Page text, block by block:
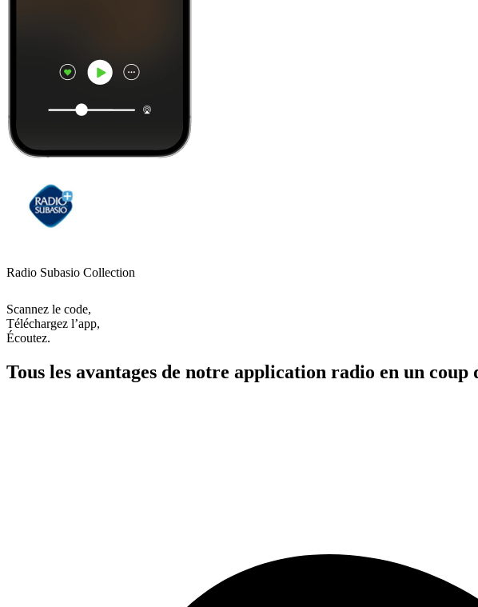
Radio Subasio Collection
Scannez le code,
Téléchargez l’app,
Écoutez.
Tous les avantages de notre application radio en un coup